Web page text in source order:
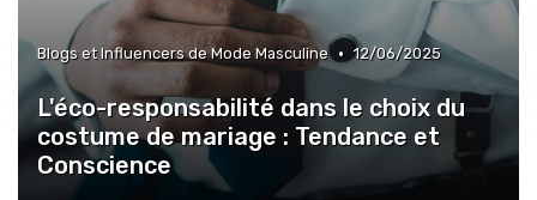
Blogs et Influencers de Mode Masculine • 12/06/2025
L'éco-responsabilité dans le choix du
costume de mariage : Tendance et
Conscience